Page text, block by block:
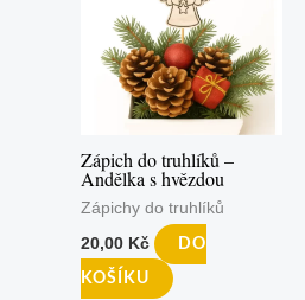
Zápich do truhlíků –
Andělka s hvězdou
Zápichy do truhlíků
20,00 Kč DO
KOŠÍKU